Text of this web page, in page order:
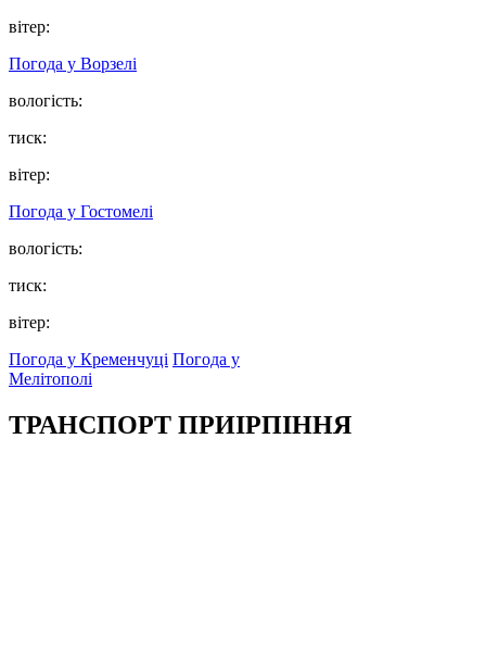
вітер:
Погода у Ворзелі
вологість:
тиск:
вітер:
Погода у Гостомелі
вологість:
тиск:
вітер:
Погода у Кременчуці Погода у
Мелітополі
ТРАНСПОРТ ПРИІРПІННЯ